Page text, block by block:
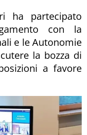
ha partecipato
con la
e le Autonomie
la bozza di
a favore